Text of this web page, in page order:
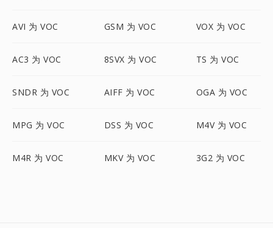
AVI 为 VOC GSM 为 VOC VOX 为 VOC
AC3 为 VOC 8SVX 为 VOC TS 为 VOC
SNDR 为 VOC AIFF 为 VOC OGA 为 VOC
MPG 为 VOC DSS 为 VOC M4V 为 VOC
M4R 为 VOC MKV 为 VOC 3G2 为 VOC